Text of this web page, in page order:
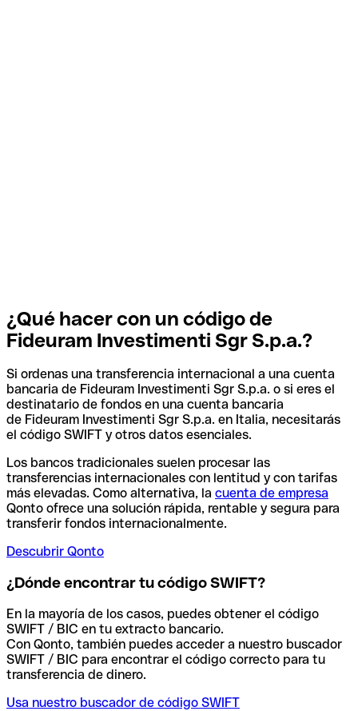
¿Qué hacer con un código de
Fideuram Investimenti Sgr S.p.a.?
Si ordenas una transferencia internacional a una cuenta
bancaria de Fideuram Investimenti Sgr S.p.a. o si eres el
destinatario de fondos en una cuenta bancaria
de Fideuram Investimenti Sgr S.p.a. en Italia, necesitarás
el código SWIFT y otros datos esenciales.
Los bancos tradicionales suelen procesar las
transferencias internacionales con lentitud y con tarifas
más elevadas. Como alternativa, la cuenta de empresa
Qonto ofrece una solución rápida, rentable y segura para
transferir fondos internacionalmente.
Descubrir Qonto
¿Dónde encontrar tu código SWIFT?
En la mayoría de los casos, puedes obtener el código
SWIFT / BIC en tu extracto bancario.
Con Qonto, también puedes acceder a nuestro buscador
SWIFT / BIC para encontrar el código correcto para tu
transferencia de dinero.
Usa nuestro buscador de código SWIFT